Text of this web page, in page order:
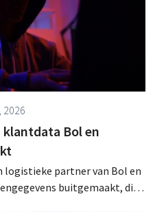
2026
Bol en
logistieke partner van Bol en
buitgemaakt, die